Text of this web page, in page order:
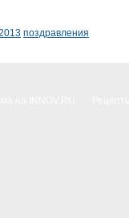
поздравления